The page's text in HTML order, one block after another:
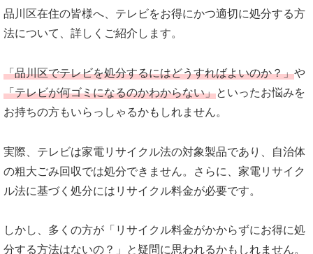
品川区在住の皆様へ、テレビをお得にかつ適切に処分する方
法について、詳しくご紹介します。
「品川区でテレビを処分するにはどうすればよいのか？」や
「テレビが何ゴミになるのかわからない」といったお悩みを
お持ちの方もいらっしゃるかもしれません。
実際、テレビは家電リサイクル法の対象製品であり、自治体
の粗大ごみ回収では処分できません。さらに、家電リサイク
ル法に基づく処分にはリサイクル料金が必要です。
しかし、多くの方が「リサイクル料金がかからずにお得に処
分する方法はないの？」と疑問に思われるかもしれません。